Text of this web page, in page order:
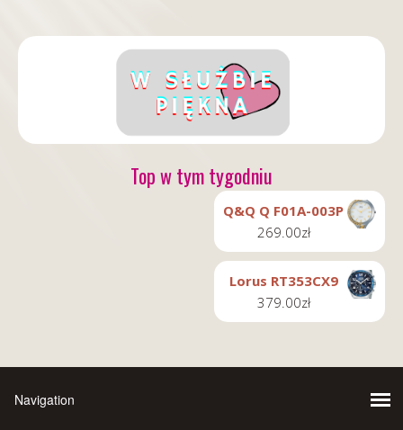
Top w tym tygodniu
Q&Q Q F01A-003P
269.00zł
Lorus RT353CX9
379.00zł